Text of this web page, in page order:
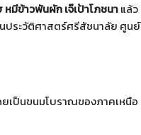
มีข้าวพันผัก เจ๊เป้าโภชนาแล้ว
ประวัติศาสตร์ศรีสัชนาลัย ศูนย์
ยเป็นขนมโบราณของภาคเหนือ